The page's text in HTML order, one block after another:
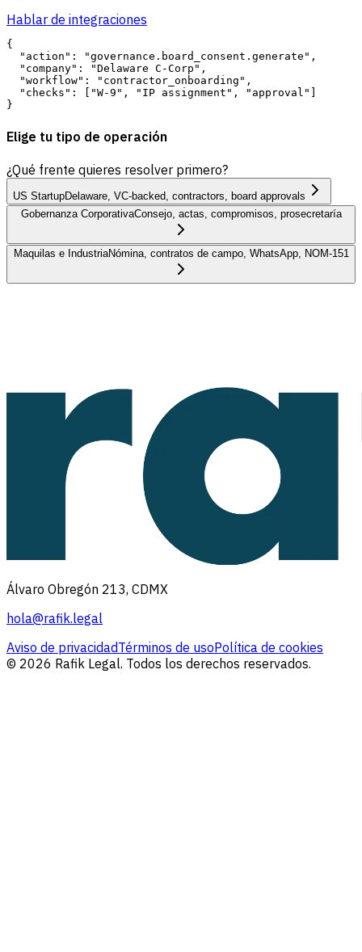
Hablar de integraciones
{
  "action": "governance.board_consent.generate",
  "company": "Delaware C-Corp",
  "workflow": "contractor_onboarding",
  "checks": ["W-9", "IP assignment", "approval"]
Elige tu tipo de operación
¿Qué frente quieres resolver primero?
US StartupDelaware, VC-backed, contractors, board approvals
Gobernanza CorporativaConsejo, actas, compromisos, prosecretaría
Maquilas e IndustriaNómina, contratos de campo, WhatsApp, NOM-151
Álvaro Obregón 213, CDMX
hola@rafik.legal
Aviso de privacidadTérminos de usoPolítica de cookies
© 2026 Rafik Legal. Todos los derechos reservados.